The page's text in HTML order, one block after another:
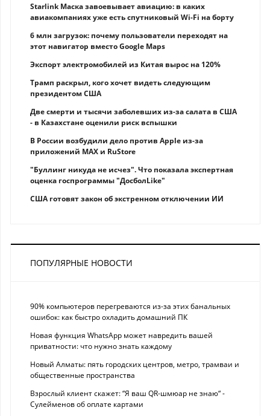
Starlink Маска завоевывает авиацию: в каких
авиакомпаниях уже есть спутниковый Wi-Fi на борту
6 млн загрузок: почему пользователи переходят на
этот навигатор вместо Google Maps
Экспорт электромобилей из Китая вырос на 120%
Трамп раскрыл, кого хочет видеть следующим
президентом США
Две смерти и тысячи заболевших из-за салата в США
- в Казахстане оценили риск вспышки
В России возбудили дело против Apple из-за
приложений MAX и RuStore
"Буллинг никуда не исчез". Что показала экспертная
оценка госпрограммы "ДосболLike"
США готовят закон об экстренном отключении ИИ
ПОПУЛЯРНЫЕ НОВОСТИ
90% компьютеров перегреваются из-за этих банальных
ошибок: как быстро охладить домашний ПК
Новая функция WhatsApp может навредить вашей
приватности: что нужно знать каждому
Новый Алматы: пять городских центров, метро, трамваи и
общественные пространства
Взрослый клиент скажет: “Я ваш QR-шмюар не знаю“ -
Сулейменов об оплате картами